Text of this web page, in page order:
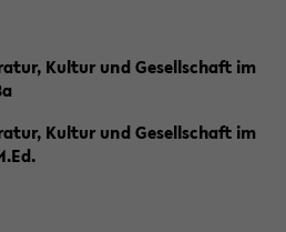
Kultur und Gesellschaft im
Kultur und Gesellschaft im